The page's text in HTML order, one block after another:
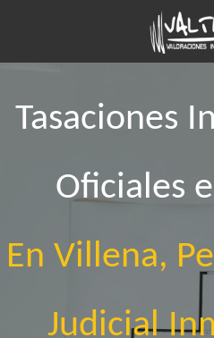
contenido
Tasaciones
Oficiales
En Villena,
Judicial